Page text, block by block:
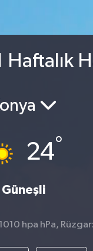
Haftalık
24°
Güneşli
hpa hPa,